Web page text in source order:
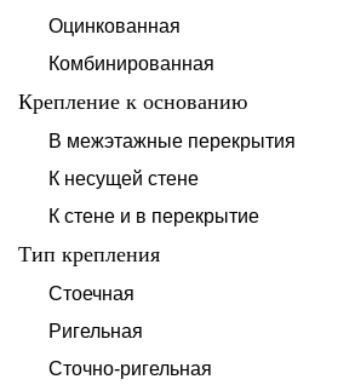
Оцинкованная
Комбинированная
Крепление к основанию
В межэтажные перекрытия
К несущей стене
К стене и в перекрытие
Тип крепления
Стоечная
Ригельная
Сточно-ригельная